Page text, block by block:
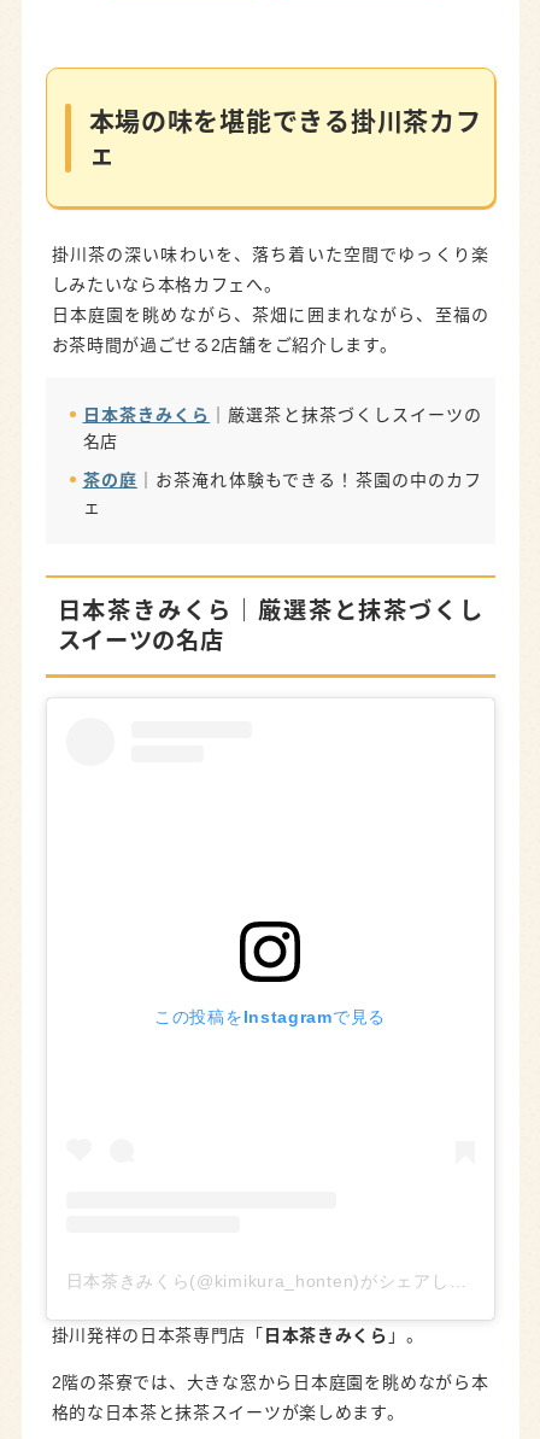
本場の味を堪能できる掛川茶カフ
ェ
掛川茶の深い味わいを、落ち着いた空間でゆっくり楽
しみたいなら本格カフェへ。
日本庭園を眺めながら、茶畑に囲まれながら、至福の
お茶時間が過ごせる2店舗をご紹介します。
日本茶きみくら
｜厳選茶と抹茶づくしスイーツの
名店
茶の庭 ｜お茶淹れ体験もできる！茶園の中のカフ
ェ
日本茶きみくら
｜厳選茶と抹茶づくし
スイーツの名店
この投稿をInstagramで見る
日本茶きみくら(@kimikura_honten)がシェアした投稿
掛川発祥の日本茶専門店「 日本茶きみくら 」。
2階の茶寮では、大きな窓から日本庭園を眺めながら本
格的な日本茶と抹茶スイーツが楽しめます。